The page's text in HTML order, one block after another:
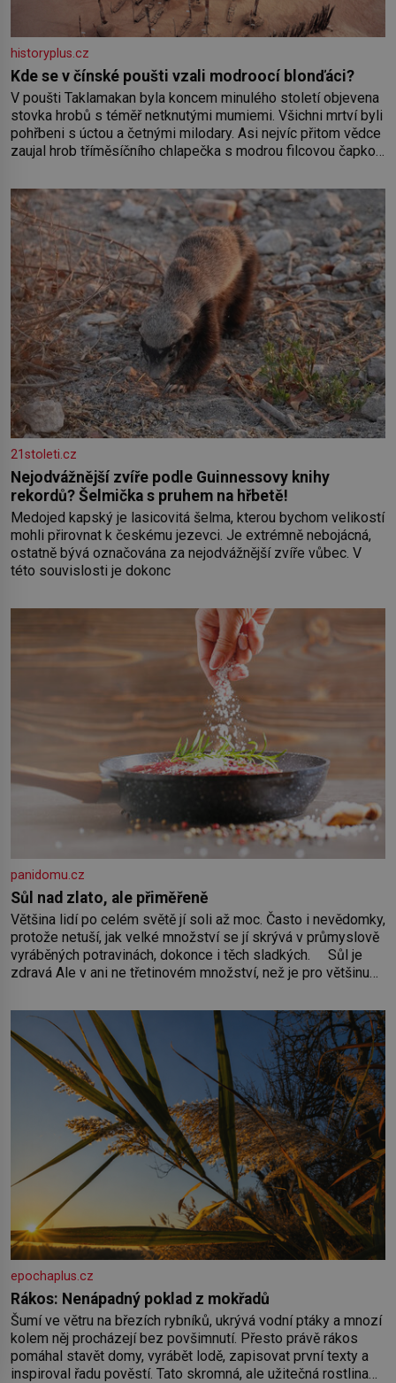
historyplus.cz
Kde se v čínské poušti vzali modroocí blonďáci?
V poušti Taklamakan byla koncem minulého století objevena
stovka hrobů s téměř netknutými mumiemi. Všichni mrtví byli
pohřbeni s úctou a četnými milodary. Asi nejvíc přitom vědce
zaujal hrob tříměsíčního chlapečka s modrou filcovou čapkou,
nesmírně dobře zachovalá, přičítají odborníci zdejším
klimatickým podmínkám. Sucho, prosolené písky a extrémně
21stoleti.cz
Nejodvážnější zvíře podle Guinnessovy knihy
rekordů? Šelmička s pruhem na hřbetě!
Medojed kapský je lasicovitá šelma, kterou bychom velikostí
mohli přirovnat k českému jezevci. Je extrémně nebojácná,
ostatně bývá označována za nejodvážnější zvíře vůbec. V
této souvislosti je dokonc
panidomu.cz
Sůl nad zlato, ale přiměřeně
Většina lidí po celém světě jí soli až moc. Často i nevědomky,
protože netuší, jak velké množství se jí skrývá v průmyslově
vyráběných potravinách, dokonce i těch sladkých. Sůl je
zdravá Ale v ani ne třetinovém množství, než je pro většinu
zásadní pro správné hospodaření
epochaplus.cz
Rákos: Nenápadný poklad z mokřadů
Šumí ve větru na březích rybníků, ukrývá vodní ptáky a mnozí
kolem něj procházejí bez povšimnutí. Přesto právě rákos
pomáhal stavět domy, vyrábět lodě, zapisovat první texty a
inspiroval řadu pověstí. Tato skromná, ale užitečná rostlina